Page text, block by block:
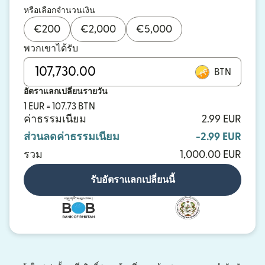
หรือเลือกจำนวนเงิน
€200 €2,000 €5,000
พวกเขาได้รับ
BTN
อัตราแลกเปลี่ยนรายวัน
1 EUR = 107.73 BTN
ค่าธรรมเนียม
2.99 EUR
ส่วนลดค่าธรรมเนียม
-2.99 EUR
รวม
1,000.00 EUR
รับอัตราแลกเปลี่ยนนี้